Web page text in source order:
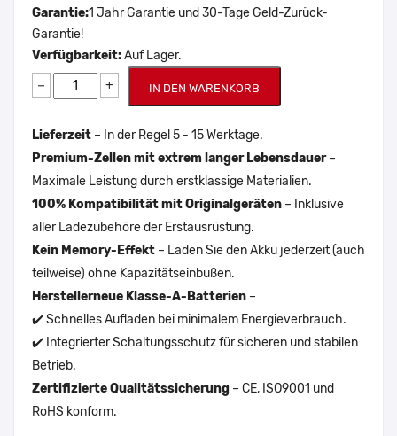
Garantie:1 Jahr Garantie und 30-Tage Geld-Zurück-
Garantie!
Verfügbarkeit:Auf Lager.
− + IN DEN WARENKORB
Lieferzeit – In der Regel 5 - 15 Werktage.
Premium-Zellen mit extrem langer Lebensdauer–
Maximale Leistung durch erstklassige Materialien.
100% Kompatibilität mit Originalgeräten – Inklusive
aller Ladezubehöre der Erstausrüstung.
Kein Memory-Effekt – Laden Sie den Akku jederzeit (auch
teilweise) ohne Kapazitätseinbußen.
Herstellerneue Klasse-A-Batterien –
✔️ Schnelles Aufladen bei minimalem Energieverbrauch.
✔️ Integrierter Schaltungsschutz für sicheren und stabilen
Betrieb.
Zertifizierte Qualitätssicherung – CE, ISO9001 und
RoHS konform.